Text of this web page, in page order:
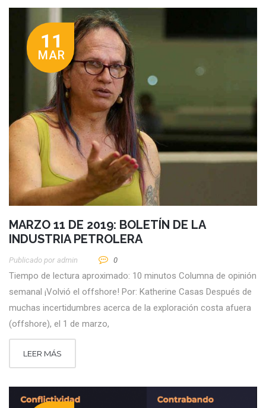
11
MAR
MARZO 11 DE 2019: BOLETÍN DE LA
INDUSTRIA PETROLERA
Publicado por Admin 0
Tiempo de lectura aproximado: 10 minutos Columna de opinión
semanal ¡Volvió el offshore! Por: Katherine Casas Después de
muchas incertidumbres acerca de la exploración costa afuera
(offshore), el 1 de marzo,
LEER MÁS